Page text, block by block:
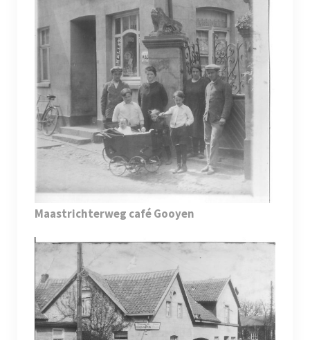
Maastrichterweg café Gooyen